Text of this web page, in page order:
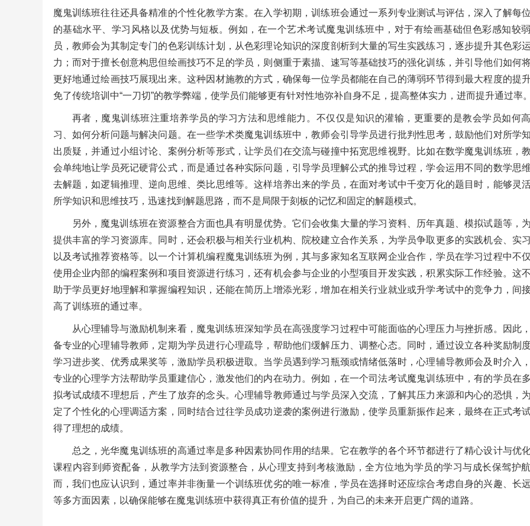
魔鬼训练班往往还具备精准的个性化教学方案。在入学初期，训练班会通过一系列专业测试与评估，深入了解每
的基础水平、学习风格以及优势与短板。例如，在一个艺术考试魔鬼训练班中，对于有绘画基础但色彩感知较
员，教师会为其制定专门的色彩训练计划，从色彩理论知识的深度剖析到大量的写生实践练习，逐步提升其色彩
力；而对于擅长创意构思但绘画技巧不足的学员，则侧重于素描、速写等基础技巧的强化训练，并引导他们如何
更好地通过绘画技巧展现出来。这种因材施教的方式，确保每一位学员都能在自己的薄弱环节得到最大程度的提
免了传统培训中“一刀切”的教学弊端，使学员们能够更有针对性地弥补自身不足，提高整体实力，进而提升通过率。
再者，魔鬼训练班注重培养学员的学习方法和思维能力。不仅仅是知识的灌输，更重要的是教会学员如何
习、如何分析问题与解决问题。在一些学术类魔鬼训练班中，教师会引导学员进行批判性思考，鼓励他们对所学
出质疑，并通过小组讨论、案例分析等形式，让学员们在交流与碰撞中拓宽思维视野。比如在数学魔鬼训练班，
会单纯地让学员死记硬背公式，而是通过各种实际问题，引导学员理解公式的推导过程，学会运用不同的数学思
去解题，如逻辑推理、逆向思维、类比思维等。这样培养出来的学员，在面对考试中千变万化的题目时，能够灵
所学知识和思维技巧，迅速找到解题思路，而不是局限于刻板的记忆和固定的解题模式。
另外，魔鬼训练班在资源整合方面也具有明显优势。它们会收集大量的学习资料、历年真题、模拟试题等，
提供丰富的学习资源库。同时，还会积极与相关行业机构、院校建立合作关系，为学员争取更多的实践机会、实
以及考试推荐资格等。以一个计算机编程魔鬼训练班为例，其与多家知名互联网企业合作，学员在学习过程中不
使用企业内部的编程案例和项目资源进行练习，还有机会参与企业的小型项目开发实践，积累实际工作经验。这
助于学员更好地理解和掌握编程知识，还能在简历上增添光彩，增加在相关行业就业或升学考试中的竞争力，间
高了训练班的通过率。
从心理辅导与激励机制来看，魔鬼训练班深知学员在高强度学习过程中可能面临的心理压力与挫折感。因此
备专业的心理辅导教师，定期为学员进行心理疏导，帮助他们缓解压力、调整心态。同时，通过设立各种奖励制
学习进步奖、优秀成果奖等，激励学员积极进取。当学员遇到学习瓶颈或情绪低落时，心理辅导教师会及时介入
专业的心理学方法帮助学员重建信心，激发他们的内在动力。例如，在一个司法考试魔鬼训练班中，有的学员在
拟考试成绩不理想后，产生了放弃的念头。心理辅导教师通过与学员深入交流，了解其压力来源和内心的恐惧，
定了个性化的心理调适方案，同时结合过往学员成功逆袭的案例进行激励，使学员重新振作起来，最终在正式考
得了理想的成绩。
总之，光华魔鬼训练班的高通过率是多种因素协同作用的结果。它在教学的各个环节都进行了精心设计与优
课程内容到师资配备，从教学方法到资源整合，从心理支持到考核激励，全方位地为学员的学习与成长保驾护
而，我们也应认识到，通过率并非衡量一个训练班优劣的唯一标准，学员在选择时还应综合考虑自身的兴趣、长
等多方面因素，以确保能够在魔鬼训练班中获得真正有价值的提升，为自己的未来开启更广阔的道路。